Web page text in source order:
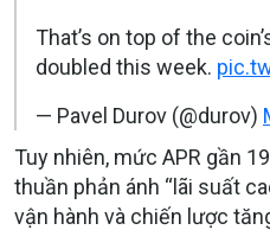
That’s on top of the
doubled this week.
— Pavel Durov (@durov)
Tuy nhiên, mức APR gần
thuần phản ánh “lãi suất
vận hành và chiến lược